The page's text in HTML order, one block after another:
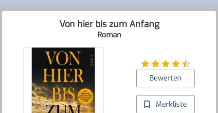
Von hier bis zum Anfang
Roman
Bewerten
Merkliste